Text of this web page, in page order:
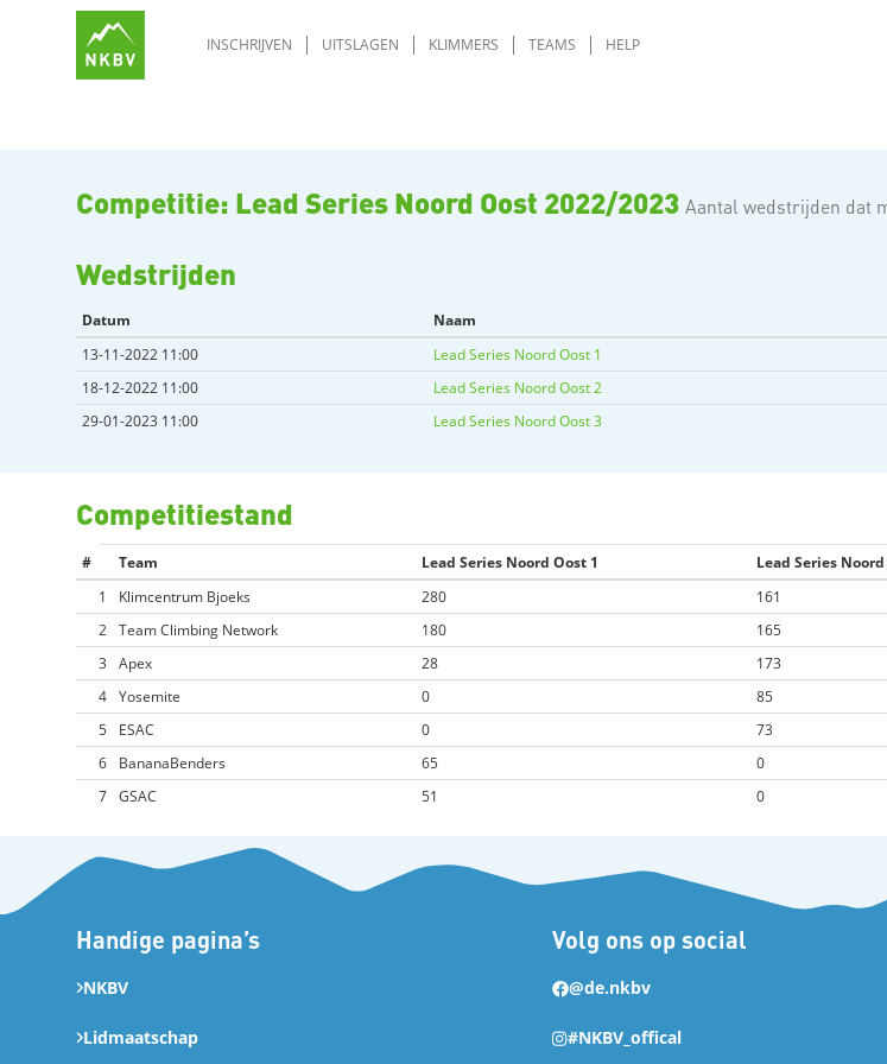
INSCHRIJVEN UITSLAGEN KLIMMERS TEAMS HELP
Competitie: Lead Series Noord Oost 2022/2023 Aantal wedstrijden dat
Wedstrijden
Datum Naam
13-11-2022 11:00
Lead Series Noord Oost 1
18-12-2022 11:00
Lead Series Noord Oost 2
29-01-2023 11:00
Lead Series Noord Oost 3
Competitiestand
# Team Lead Series Noord Oost 1 Lead Series
1
Klimcentrum Bjoeks 280 161
2 Team Climbing Network 180 165
3
Apex 28 173
4 Yosemite 0 85
5
ESAC 0 73
6
BananaBenders 65 0
7 GSAC 51 0
Handige pagina’s
NKBV
Lidmaatschap
Volg ons op social
@de.nkbv
#NKBV_offical